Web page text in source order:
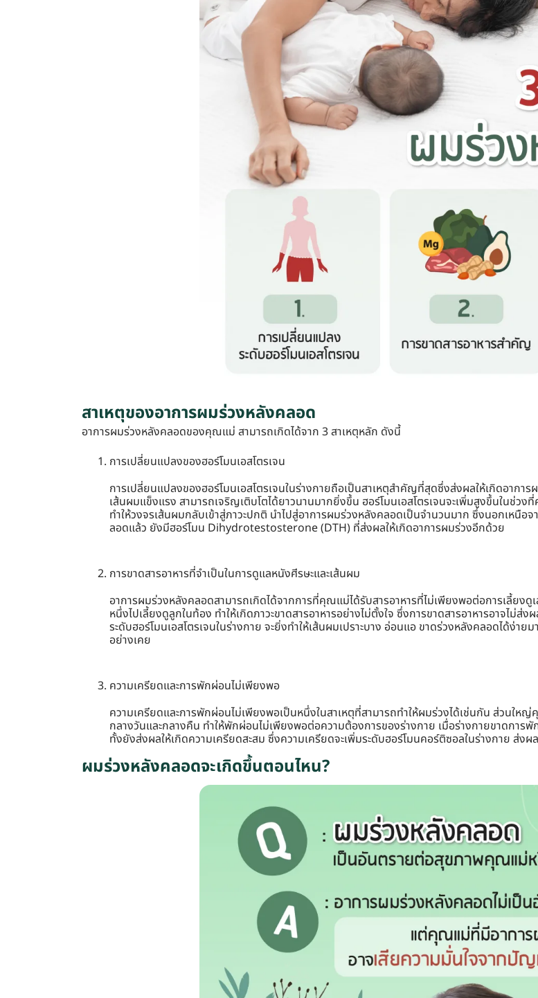
สาเหตุของอาการผมร่วงหลังคลอด
อาการผมร่วงหลังคลอดของคุณแม่ สามารถเกิดได้จาก 3 สาเหตุหลัก ดังนี้
การเปลี่ยนแปลงของฮอร์โมนเอสโตรเจน
การเปลี่ยนแปลงของฮอร์โมนเอสโตรเจนในร่างกายถือเป็นสาเหตุสำคัญที่สุดซึ่งส่งผลให้เกิดอากา
เส้นผมแข็งแรง สามารถเจริญเติบโตได้ยาวนานมากยิ่งขึ้น ฮอร์โมนเอสโตรเจนจะเพิ่มสูงขึ้นใน
ทำให้วงจรเส้นผมกลับเข้าสู่ภาวะปกติ นำไปสู่อาการผมร่วงหลังคลอดเป็นจำนวนมาก ซึ่งนอกเหนือ
ลอดแล้ว ยังมีฮอร์โมน Dihydrotestosterone (DTH) ที่ส่งผลให้เกิดอาการผมร่วงอีกด้วย
การขาดสารอาหารที่จำเป็นในการดูแลหนังศีรษะและเส้นผม
อาการผมร่วงหลังคลอดสามารถเกิดได้จากการที่คุณแม่ได้รับสารอาหารที่ไม่เพียงพอต่อการเลี้ยง
หนึ่งไปเลี้ยงดูลูกในท้อง ทำให้เกิดภาวะขาดสารอาหารอย่างไม่ตั้งใจ ซึ่งการขาดสารอาหารอาจไ
ระดับฮอร์โมนเอสโตรเจนในร่างกาย จะยิ่งทำให้เส้นผมเปราะบาง อ่อนแอ ขาดร่วงหลังคลอดได้ง่
อย่างเคย
ความเครียดและการพักผ่อนไม่เพียงพอ
ความเครียดและการพักผ่อนไม่เพียงพอเป็นหนึ่งในสาเหตุที่สามารถทำให้ผมร่วงได้เช่นกัน ส่วน
กลางวันและกลางคืน ทำให้พักผ่อนไม่เพียงพอต่อความต้องการของร่างกาย เมื่อร่างกายขาดการ
ทั้งยังส่งผลให้เกิดความเครียดสะสม ซึ่งความเครียดจะเพิ่มระดับฮอร์โมนคอร์ติซอลในร่างกาย ส่ง
ผมร่วงหลังคลอดจะเกิดขึ้นตอนไหน?